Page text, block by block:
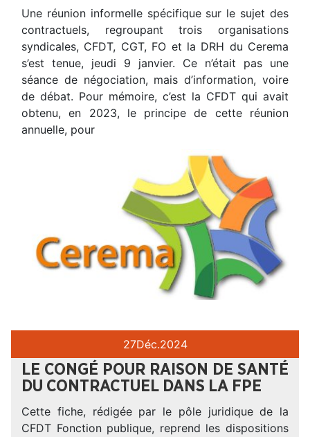
Une réunion informelle spécifique sur le sujet des
contractuels, regroupant trois organisations
syndicales, CFDT, CGT, FO et la DRH du Cerema
s’est tenue, jeudi 9 janvier. Ce n’était pas une
séance de négociation, mais d’information, voire
de débat. Pour mémoire, c’est la CFDT qui avait
obtenu, en 2023, le principe de cette réunion
annuelle, pour
27Déc.2024
LE CONGÉ POUR RAISON DE SANTÉ
DU CONTRACTUEL DANS LA FPE
Cette fiche, rédigée par le pôle juridique de la
CFDT Fonction publique, reprend les dispositions